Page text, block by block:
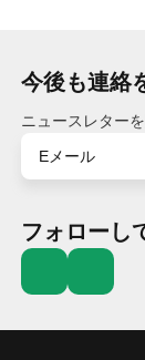
今後も連絡
ニュースレター
フォローし